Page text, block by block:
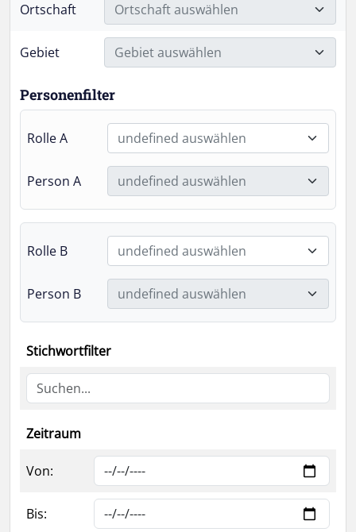
Ortschaft Ortschaft auswählen
Gebiet Gebiet auswählen
Personenfilter
Rolle A undefined auswählen
Person A undefined auswählen
Rolle B undefined auswählen
Person B undefined auswählen
Stichwortfilter
Zeitraum
Von:
Bis: